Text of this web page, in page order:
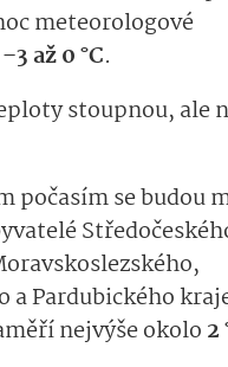
meteorologové
3 až 0 °C.
stoupnou, ale
počasím se budou
a Pardubického
nejvýše okolo 2